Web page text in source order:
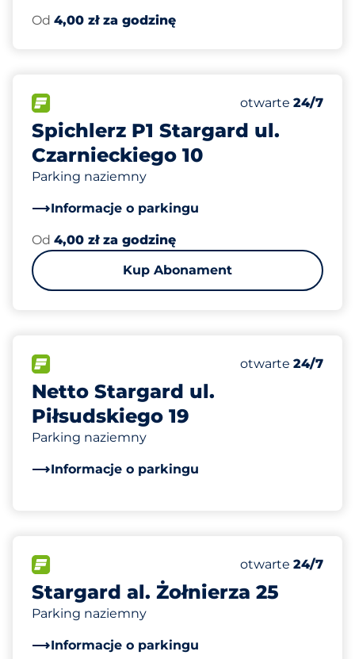
Od 4,00 zł za godzinę
Spichlerz P1 Stargard ul.
Czarnieckiego 10
Parking naziemny
Informacje o parkingu
Liczba miejsc
Całkowita
Piątek&nbsp
otwarte 24/7
Od 4,00 zł za godzinę
Kup Abonament
Netto Stargard ul.
Piłsudskiego 19
Parking naziemny
Informacje o parkingu
Liczba miejsc
Całkowita
Piątek&nbsp
otwarte 24/7
Stargard al. Żołnierza 25
Parking naziemny
Informacje o parkingu
Liczba miejsc
Całkowita
Piątek&nbsp
otwarte 24/7